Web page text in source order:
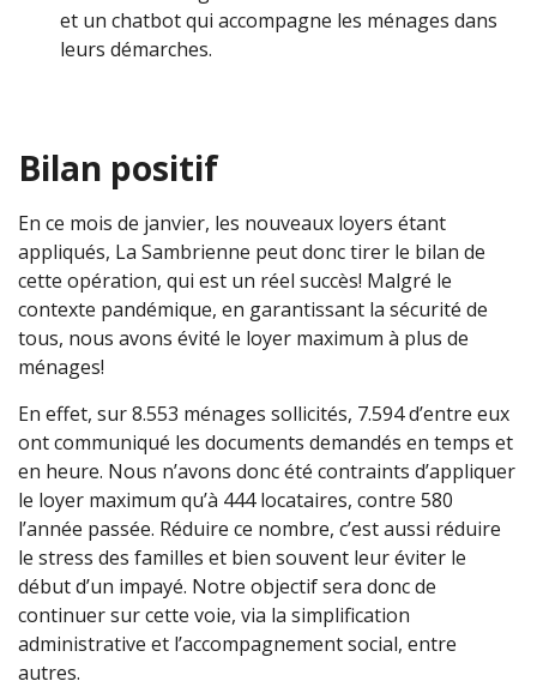
et un chatbot qui accompagne les ménages dans
leurs démarches.
Bilan positif
En ce mois de janvier, les nouveaux loyers étant
appliqués, La Sambrienne peut donc tirer le bilan de
cette opération, qui est un réel succès! Malgré le
contexte pandémique, en garantissant la sécurité de
tous, nous avons évité le loyer maximum à plus de
ménages!
En effet, sur 8.553 ménages sollicités, 7.594 d’entre eux
ont communiqué les documents demandés en temps et
en heure. Nous n’avons donc été contraints d’appliquer
le loyer maximum qu’à 444 locataires, contre 580
l’année passée. Réduire ce nombre, c’est aussi réduire
le stress des familles et bien souvent leur éviter le
début d’un impayé. Notre objectif sera donc de
continuer sur cette voie, via la simplification
administrative et l’accompagnement social, entre
autres.